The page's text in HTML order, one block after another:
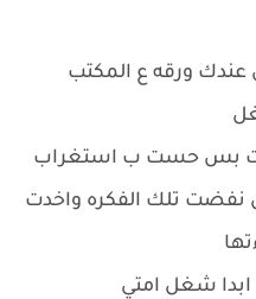
عندك ورقه ع المكتب
بس حست ب استغراب
نفضت تلك الفكره واخدت
شغل امتي